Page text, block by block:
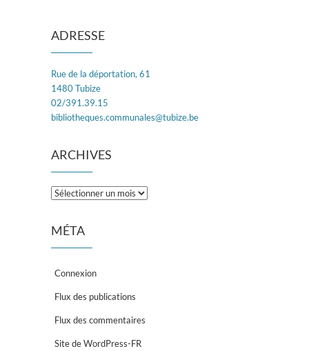
ADRESSE
Rue de la déportation, 61
1480 Tubize
02/391.39.15
bibliotheques.communales@tubize.be
ARCHIVES
Archives
MÉTA
Connexion
Flux des publications
Flux des commentaires
Site de WordPress-FR